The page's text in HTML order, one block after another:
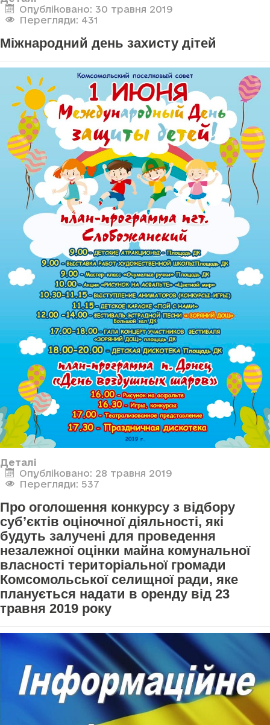
Опубліковано: 30 травня 2019
Перегляди: 431
Міжнародний день захисту дітей
Деталі
Опубліковано: 28 травня 2019
Перегляди: 537
Про оголошення конкурсу з відбору
суб’єктів оціночної діяльності, які
будуть залучені для проведення
незалежної оцінки майна комунальної
власності територіальної громади
Комсомольської селищної ради, яке
планується надати в оренду від 23
травня 2019 року